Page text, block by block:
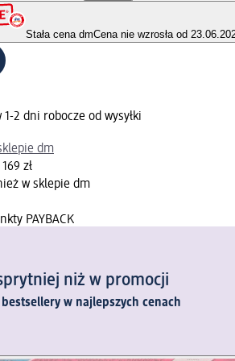
Stała cena dmCena nie wzrosła od
2 dni robocze od wysyłki
dm
zł
w sklepie dm
PAYBACK
niż w promocji
w najlepszych cenach